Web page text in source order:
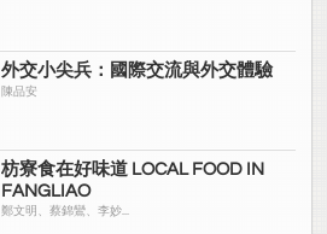
外交小尖兵：國際交流與外交體驗
陳品安
枋寮食在好味道 LOCAL FOOD IN
FANGLIAO
鄭文明、蔡錦鸞、李妙...